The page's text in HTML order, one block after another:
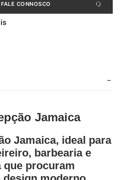
FALE CONNOSCO
Jamaica
Jamaica, ideal para
barbearia e
que procuram